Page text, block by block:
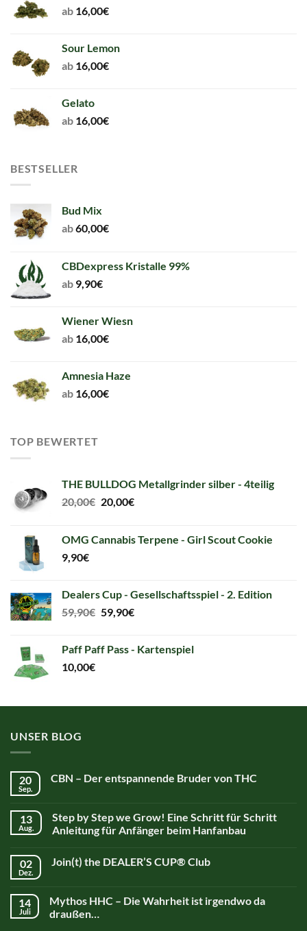
ab 16,00€
Sour Lemon
ab 16,00€
Gelato
ab 16,00€
BESTSELLER
Bud Mix
ab60,00€
CBDexpress Kristalle 99%
ab 9,90€
Wiener Wiesn
ab 16,00€
Amnesia Haze
ab 16,00€
TOP BEWERTET
THE BULLDOG Metallgrinder silber - 4teilig
20,00€ Original
20,00€.
20,00€Current
20,00€.
OMG Cannabis Terpene - Girl Scout Cookie
9,90€
Dealers Cup - Gesellschaftsspiel - 2. Edition
59,90€ Original
59,90€.
59,90€Current
59,90€.
Paff Paff Pass - Kartenspiel
10,00€
UNSER BLOG
20
Sep.
CBN – Der entspannende Bruder von THC
13
Aug.
Step by Step we Grow! Eine Schritt für Schritt
Anleitung für Anfänger beim Hanfanbau
02
Dez.
Join(t) the DEALER’S CUP® Club
14
Juli
Mythos HHC – Die Wahrheit ist irgendwo da
draußen…